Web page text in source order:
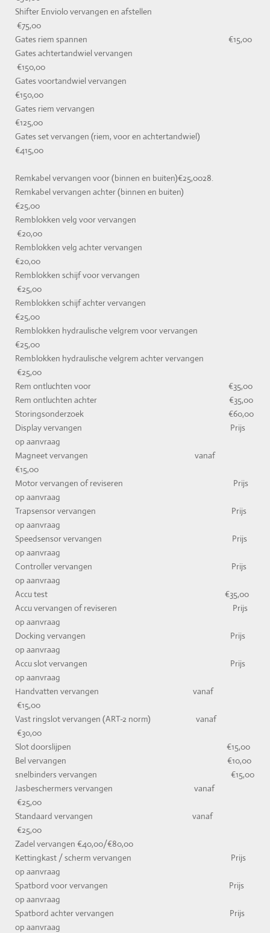
Shifter Enviolo vervangen en afstellen
€75,00
Gates riem spannen €15,00
Gates achtertandwiel vervangen
€150,00
Gates voortandwiel vervangen
€150,00
Gates riem vervangen
€125,00
Gates set vervangen (riem, voor en achtertandwiel)
€415,00
Remkabel vervangen voor (binnen en buiten)€25,0028.
Remkabel vervangen achter (binnen en buiten)
€25,00
Remblokken velg voor vervangen
€20,00
Remblokken velg achter vervangen
€20,00
Remblokken schijf voor vervangen
€25,00
Remblokken schijf achter vervangen
€25,00
Remblokken hydraulische velgrem voor vervangen
€25,00
Remblokken hydraulische velgrem achter vervangen
€25,00
Rem ontluchten voor €35,00
Rem ontluchten achter €35,00
Storingsonderzoek €60,00
Display vervangen Prijs
op aanvraag
Magneet vervangen vanaf
€15,00
Motor vervangen of reviseren Prijs
op aanvraag
Trapsensor vervangen Prijs
op aanvraag
Speedsensor vervangen Prijs
op aanvraag
Controller vervangen Prijs
op aanvraag
Accu test €35,00
Accu vervangen of reviseren Prijs
op aanvraag
Docking vervangen Prijs
op aanvraag
Accu slot vervangen Prijs
op aanvraag
Handvatten vervangen vanaf
€15,00
Vast ringslot vervangen (ART-2 norm) vanaf
€30,00
Slot doorslijpen €15,00
Bel vervangen €10,00
snelbinders vervangen €15,00
Jasbeschermers vervangen vanaf
€25,00
Standaard vervangen vanaf
€25,00
Zadel vervangen €40,00/€80,00
Kettingkast / scherm vervangen Prijs
op aanvraag
Spatbord voor vervangen Prijs
op aanvraag
Spatbord achter vervangen Prijs
op aanvraag